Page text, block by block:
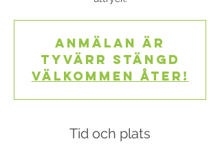
Anmälan är
tyvärr stängd
Välkommen åter!
Tid och plats